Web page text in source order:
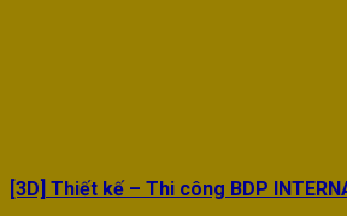
[3D] Thiết kế – Thi công BDP